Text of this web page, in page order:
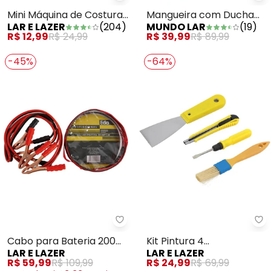
Mini Máquina de Costura
Manual 1 Peça
LAR E LAZER (204)
R$ 12,99R$ 24,99
Mangueira com Ducha
para Jardim Verde
MUNDO LAR (19)
R$ 39,99R$ 89,99
-45%
Lar e Lazer - Cabo para
Cabo para Bateria 200
Amp 2,4m
LAR E LAZER
R$ 59,99R$ 109,99
-64%
Kit Pintura 4
Ferramentas Sortidas
LAR E LAZER
R$ 24,99R$ 69,99